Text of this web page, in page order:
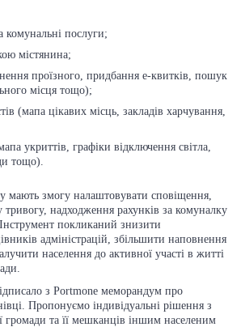
комунальні послуги;
містянина;
проїзного, придбання е-квитків, пошук
місця тощо);
(мапа цікавих місць, закладів харчування,
укриттів, графіки відключення світла,
тощо).
мають змогу налаштовувати сповіщення,
тривогу, надходження рахунків за комуналку
покликаний знизити
адміністрацій, збільшити наповнення
населення до активної участі в житті
з Portmone меморандум про
Пропонуємо індивідуальні рішення з
громади та її мешканців іншим населеним